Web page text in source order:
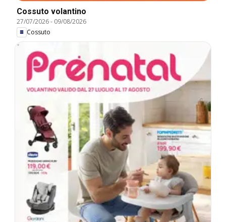
Cossuto volantino
27/07/2026- 09/08/2026
Cossuto